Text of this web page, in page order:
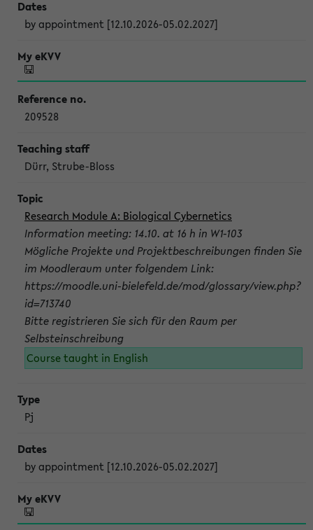
by appointment [12.10.2026-05.02.2027]
209528
Dürr, Strube-Bloss
Research Module A: Biological Cybernetics
Information meeting: 14.10. at 16 h in W1-103
Mögliche Projekte und Projektbeschreibungen finden Sie
im Moodleraum unter folgendem Link:
https://moodle.uni-bielefeld.de/mod/glossary/view.php?
id=713740
Bitte registrieren Sie sich für den Raum per
Selbsteinschreibung
Course taught in English
Pj
by appointment [12.10.2026-05.02.2027]